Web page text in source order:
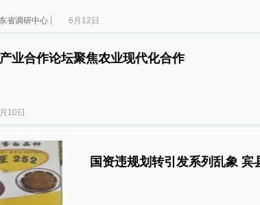
省调研中心 6月12日
业合作论坛聚焦农业现代化合作
10日
国资违规划转引发系列乱象